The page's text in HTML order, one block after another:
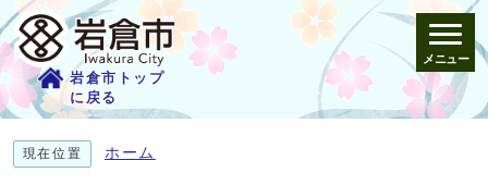
岩倉市トップ
に戻る
メニュー
現在位置 ホーム